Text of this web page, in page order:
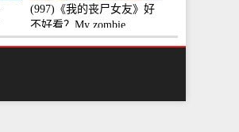
(997)《我的丧尸女友》好
不好看？My zombie
girlfriend观众点评及剧本